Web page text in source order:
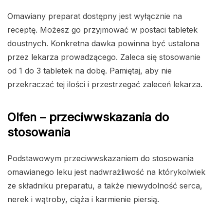
Omawiany preparat dostępny jest wyłącznie na
receptę. Możesz go przyjmować w postaci tabletek
doustnych. Konkretna dawka powinna być ustalona
przez lekarza prowadzącego. Zaleca się stosowanie
od 1 do 3 tabletek na dobę. Pamiętaj, aby nie
przekraczać tej ilości i przestrzegać zaleceń lekarza.
Olfen – przeciwwskazania do
stosowania
Podstawowym przeciwwskazaniem do stosowania
omawianego leku jest nadwrażliwość na którykolwiek
ze składniku preparatu, a także niewydolność serca,
nerek i wątroby, ciąża i karmienie piersią.